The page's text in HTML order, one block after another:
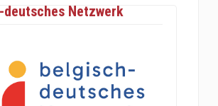
Netzwerk